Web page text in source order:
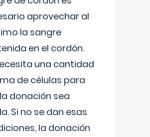
aprovechar al
la sangre
en el cordón.
una cantidad
de células para
donación sea
Si no se dan esas
la donación